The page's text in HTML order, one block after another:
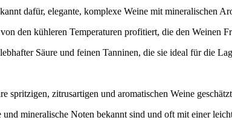
dafür, elegante, komplexe Weine mit mineralischen
den kühleren Temperaturen profitiert, die den Weinen
Säure und feinen Tanninen, die sie ideal für die
zitrusartigen und aromatischen Weine
mineralische Noten bekannt sind und oft mit einer